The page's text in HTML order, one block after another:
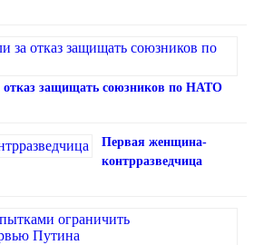
отказ защищать союзников по НАТО
Первая женщина-
контрразведчица